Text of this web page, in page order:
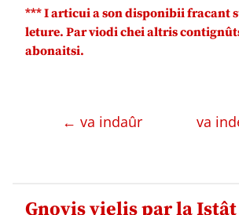
*** I articui a son disponibii fracant
leture. Par viodi chei altris
abonaitsi.
← va indaûr va
Gnovis vielis par la